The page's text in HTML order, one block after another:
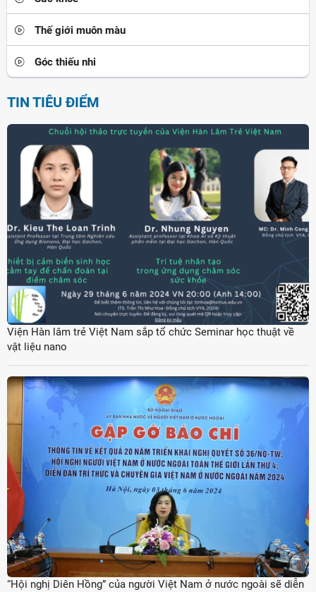
Thế giới muôn màu
Góc thiếu nhi
TIN TIÊU ĐIỂM
Viện Hàn lâm trẻ Việt Nam sắp tổ chức Seminar học thuật về
vật liệu nano
“Hội nghị Diên Hồng” của người Việt Nam ở nước ngoài sẽ diễn